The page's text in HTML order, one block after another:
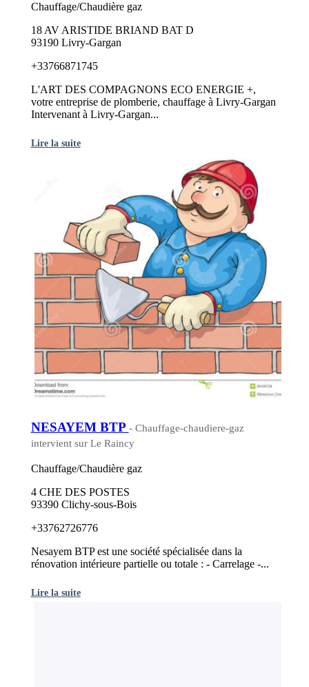
Chauffage/Chaudière gaz
18 AV ARISTIDE BRIAND BAT D
93190 Livry-Gargan
+33766871745
L'ART DES COMPAGNONS ECO ENERGIE +,
votre entreprise de plomberie, chauffage à Livry-Gargan
Intervenant à Livry-Gargan...
Lire la suite
NESAYEM BTP - Chauffage-chaudiere-gaz
intervient sur Le Raincy
Chauffage/Chaudière gaz
4 CHE DES POSTES
93390 Clichy-sous-Bois
+33762726776
Nesayem BTP est une société spécialisée dans la
rénovation intérieure partielle ou totale : - Carrelage -...
Lire la suite